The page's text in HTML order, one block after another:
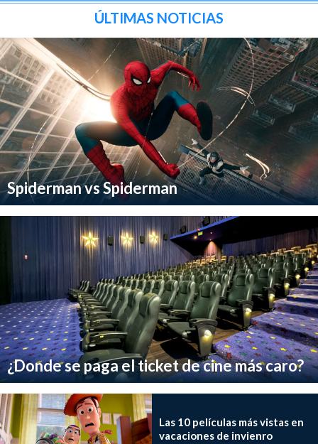
ÚLTIMAS NOTICIAS
Spiderman vs Spiderman
¿Donde se paga el ticket de cine más caro?
Las 10 películas más vistas en
vacaciones de invienro